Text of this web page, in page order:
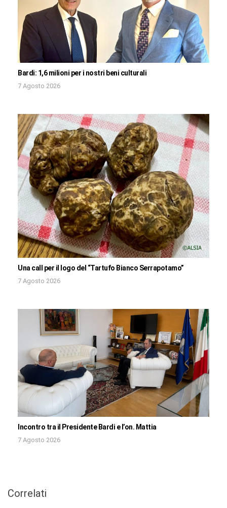
Bardi: 1,6 milioni per i nostri beni culturali
7 Agosto 2026
Una call per il logo del “Tartufo Bianco Serrapotamo”
7 Agosto 2026
Incontro tra il Presidente Bardi e l’on. Mattia
7 Agosto 2026
Correlati